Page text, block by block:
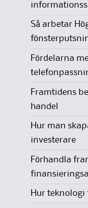
Så arbetar
Fördelarna
Framtidens
handel
Hur man
investerare
Förhandla
Hur teknologi